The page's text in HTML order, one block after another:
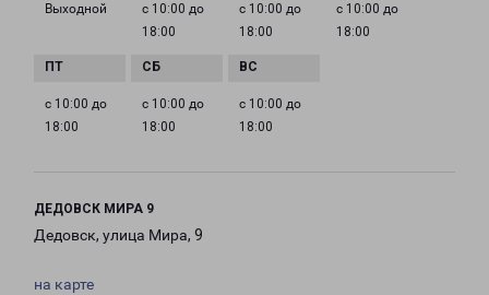
Выходной
с 10:00 до
18:00
с 10:00 до
18:00
с 10:00 до
18:00
с 10:00 до
18:00
с 10:00 до
18:00
с 10:00 до
18:00
ДЕДОВСК МИРА 9
Дедовск, улица Мира, 9
на карте